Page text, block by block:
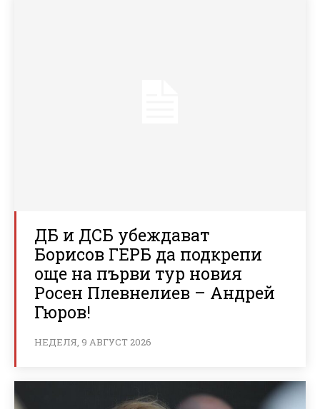
ДБ и ДСБ убеждават
Борисов ГЕРБ да подкрепи
още на първи тур новия
Росен Плевнелиев – Андрей
Гюров!
НЕДЕЛЯ, 9 АВГУСТ 2026